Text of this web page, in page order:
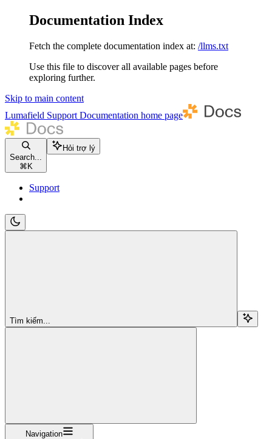
Documentation Index
Fetch the complete documentation index at: /llms.txt
Use this file to discover all available pages before
exploring further.
Skip to main content
Lumafield Support Documentation home page
Search...
⌘ K
Hỏi trợ lý
Support
Tìm kiếm...
Navigation